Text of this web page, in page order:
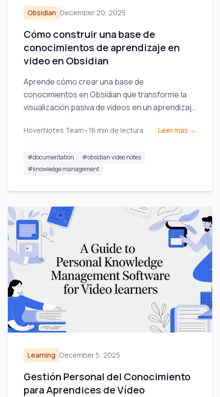
Obsidian December 20, 2025
Cómo construir una base de
conocimientos de aprendizaje en
video en Obsidian
Aprende cómo crear una base de
conocimientos en Obsidian que transforme la
visualización pasiva de videos en un aprendizaje
y tomar notas.
HoverNotes Team • 16 min de lectura Leer más →
#documentation #obsidian video notes
#knowledge management
Learning December 5, 2025
Gestión Personal del Conocimiento
para Aprendices de Vídeo